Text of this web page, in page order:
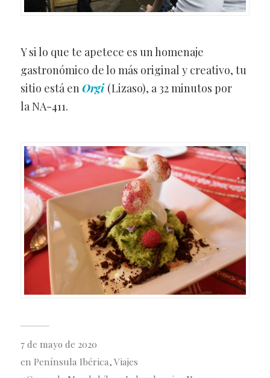
Y si lo que te apetece es un homenaje
gastronómico de lo más original y creativo, tu
sitio está enOrgi (Lizaso), a 32 minutos por
la NA-411.
7 de mayo de 2020
en Península Ibérica,Viajes